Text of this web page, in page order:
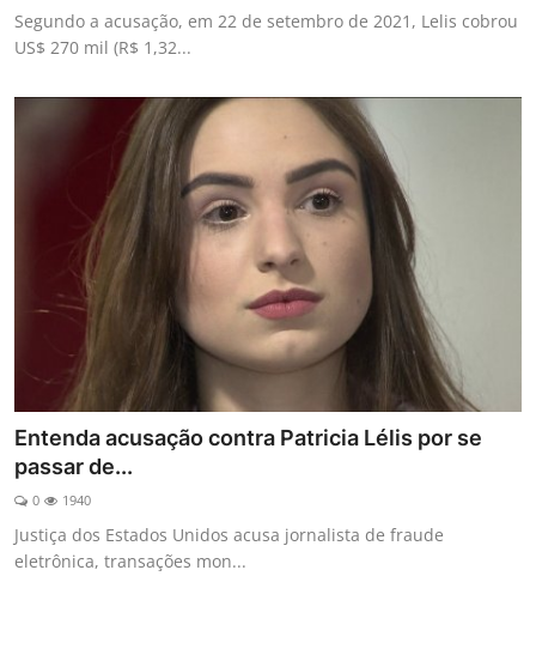
Segundo a acusação, em 22 de setembro de 2021, Lelis cobrou
US$ 270 mil (R$ 1,32...
Entenda acusação contra Patricia Lélis por se
passar de...
0 1940
Justiça dos Estados Unidos acusa jornalista de fraude
eletrônica, transações mon...